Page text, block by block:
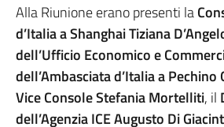
Alla Riunione erano presenti la
d’Italia a Shanghai Tiziana
dell’Ufficio Economico e
dell’Ambasciata d’Italia a
Vice Console Stefania Mortelliti, il
dell’Agenzia ICEAugusto Di